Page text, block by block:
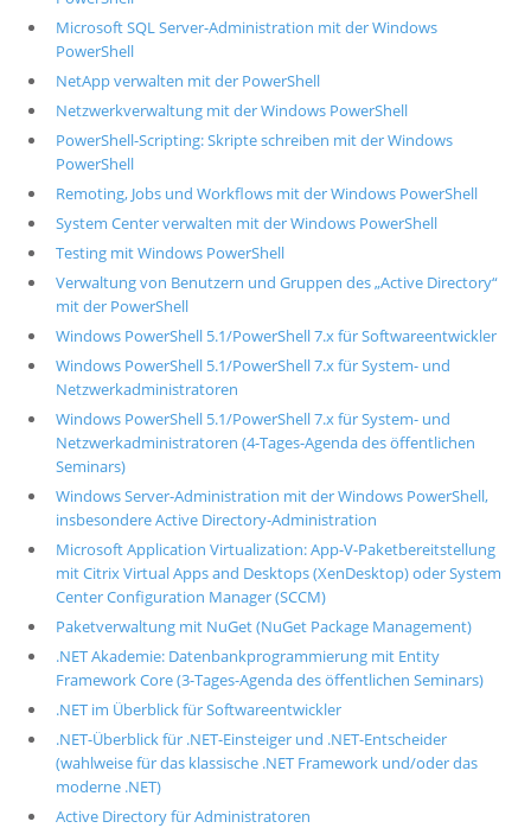
Microsoft SQL Server-Administration mit der Windows
PowerShell
NetApp verwalten mit der PowerShell
Netzwerkverwaltung mit der Windows PowerShell
PowerShell-Scripting: Skripte schreiben mit der Windows
PowerShell
Remoting, Jobs und Workflows mit der Windows PowerShell
System Center verwalten mit der Windows PowerShell
Testing mit Windows PowerShell
Verwaltung von Benutzern und Gruppen des „Active Directory“
mit der PowerShell
Windows PowerShell 5.1/PowerShell 7.x für Softwareentwickler
Windows PowerShell 5.1/PowerShell 7.x für System- und
Netzwerkadministratoren
Windows PowerShell 5.1/PowerShell 7.x für System- und
Netzwerkadministratoren (4-Tages-Agenda des öffentlichen
Seminars)
Windows Server-Administration mit der Windows PowerShell,
insbesondere Active Directory-Administration
Microsoft Application Virtualization: App-V-Paketbereitstellung
mit Citrix Virtual Apps and Desktops (XenDesktop) oder System
Center Configuration Manager (SCCM)
Paketverwaltung mit NuGet (NuGet Package Management)
.NET Akademie: Datenbankprogrammierung mit Entity
Framework Core (3-Tages-Agenda des öffentlichen Seminars)
.NET im Überblick für Softwareentwickler
.NET-Überblick für .NET-Einsteiger und .NET-Entscheider
(wahlweise für das klassische .NET Framework und/oder das
moderne .NET)
Active Directory für Administratoren